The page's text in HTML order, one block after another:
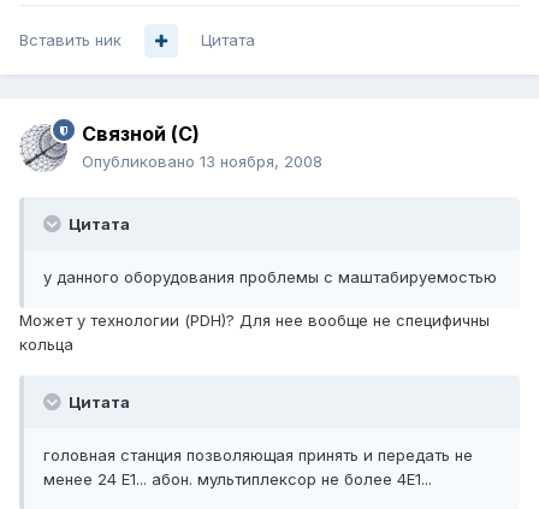
Вставить ник Цитата
Связной (С)
Опубликовано 13 ноября, 2008
Цитата
у данного оборудования проблемы с маштабируемостью
Может у технологии (PDH)? Для нее вообще не специфичны
кольца
Цитата
головная станция позволяющая принять и передать не
менее 24 Е1... абон. мультиплексор не более 4Е1...